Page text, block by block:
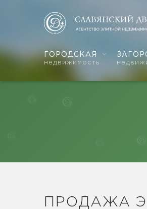
ГОРОДСКАЯ
недвижимость
ПРОДАЖА